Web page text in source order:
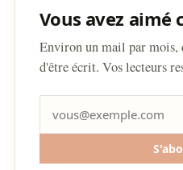
Vous avez aimé
Environ un mail par mois,
d'être écrit. Vos lecteurs